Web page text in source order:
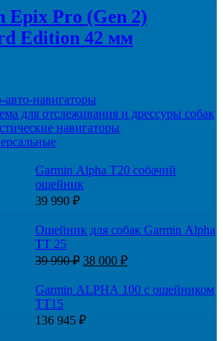
составляла
95
369 ₽.
53
990 ₽.
Epix Pro (Gen 2)
Edition 42 мм
навигаторы
для отслеживания и дрессуры собак
навигаторы
Garmin Alpha T20 собачий
ошейник
39 990 ₽
Ошейник для собак Garmin Alpha
TT 25
39 990₽ Первоначальная
составляла
39
990 ₽.
38 000 ₽Текущая
38
Garmin ALPHA 100 с ошейником
ТT15
136 945 ₽